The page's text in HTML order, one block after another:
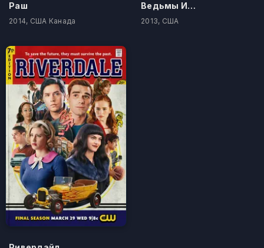
Раш
2014, США Канада
Ведьмы Ист-Энда
2013, США